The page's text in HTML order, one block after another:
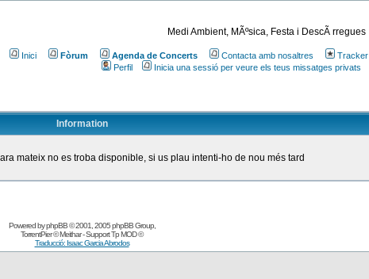
Medi Ambient, MÃºsica, Festa i DescÃ rregues
Inici Fòrum Agenda de Concerts Contacta amb nosaltres Tracker
Perfil
Inicia una sessió per veure els teus missatges privats
Information
mateix no es troba disponible, si us plau intenti-ho de nou més tard
Powered byphpBB© 2001, 2005 phpBB Group,
TorrentPier© Meithar - SupportTp MOD©
Traducció: Isaac Garcia Abrodos